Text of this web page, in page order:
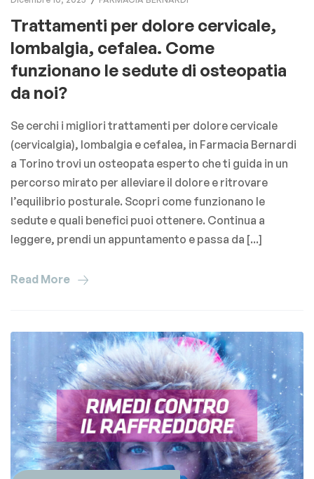
Trattamenti per dolore cervicale,
lombalgia, cefalea. Come
funzionano le sedute di osteopatia
da noi?
Se cerchi i migliori trattamenti per dolore cervicale
(cervicalgia), lombalgia e cefalea, in Farmacia Bernardi
a Torino trovi un osteopata esperto che ti guida in un
percorso mirato per alleviare il dolore e ritrovare
l’equilibrio posturale. Scopri come funzionano le
sedute e quali benefici puoi ottenere. Continua a
leggere, prendi un appuntamento e passa da [...]
Read More